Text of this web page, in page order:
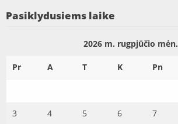
Pasiklydusiems laike
2026 m. rugpjūčio mėn.
Pr A T K Pn
3 4 5 6 7